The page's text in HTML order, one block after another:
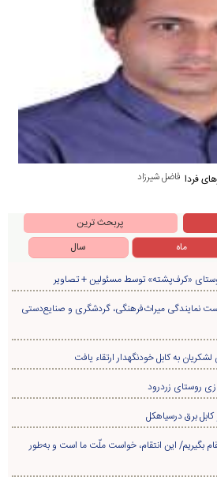
فاضل شیرزاد فردا
پربحث ترین
ماه سال
«کرف‌پشته» توسط مسئولین + تصاویر
نمایندگی میراث‌فرهنگی، گردشگری و صنایع‌دستی
روستای زردرود
برق درسیاهکل
بگیریم/ این انتقام، خواست ملّت ما است و به‌طور